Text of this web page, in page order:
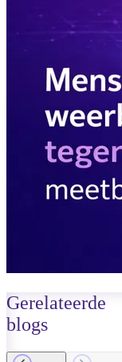
Gerelateerde
blogs